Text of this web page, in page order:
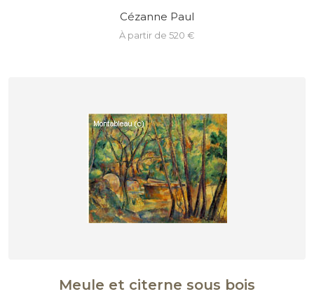
Cézanne Paul
à partir de 520 €
Meule et citerne sous bois